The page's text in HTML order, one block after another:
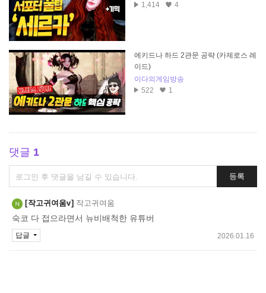
1,414
4
에키드나 하드 2관문 공략 (카제로스 레
이드)
이다의게임방송
522
1
댓글 1
댓
글
쓰
기
등록
작고귀여움v 작고귀여움
숙코 다 접으라면서 뉴비배척한 유튜버
2026.01.16
답글